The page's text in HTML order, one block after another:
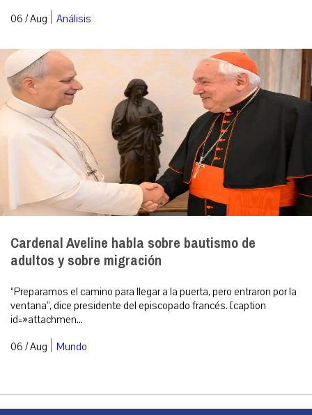
06 / Aug | Análisis
Cardenal Aveline habla sobre bautismo de
adultos y sobre migración
“Preparamos el camino para llegar a la puerta, pero entraron por la
ventana”, dice presidente del episcopado francés. [caption
id=»attachmen...
06 / Aug | Mundo